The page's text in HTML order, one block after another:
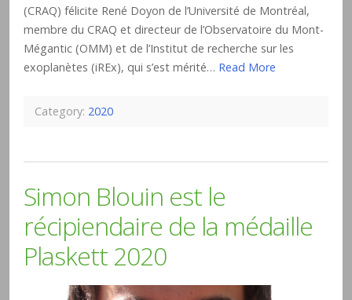
(CRAQ) félicite René Doyon de l’Université de Montréal,
membre du CRAQ et directeur de l’Observatoire du Mont-
Mégantic (OMM) et de l’Institut de recherche sur les
exoplanètes (iREx), qui s’est mérité… Read More
Category: 2020
Simon Blouin est le
récipiendaire de la médaille
Plaskett 2020